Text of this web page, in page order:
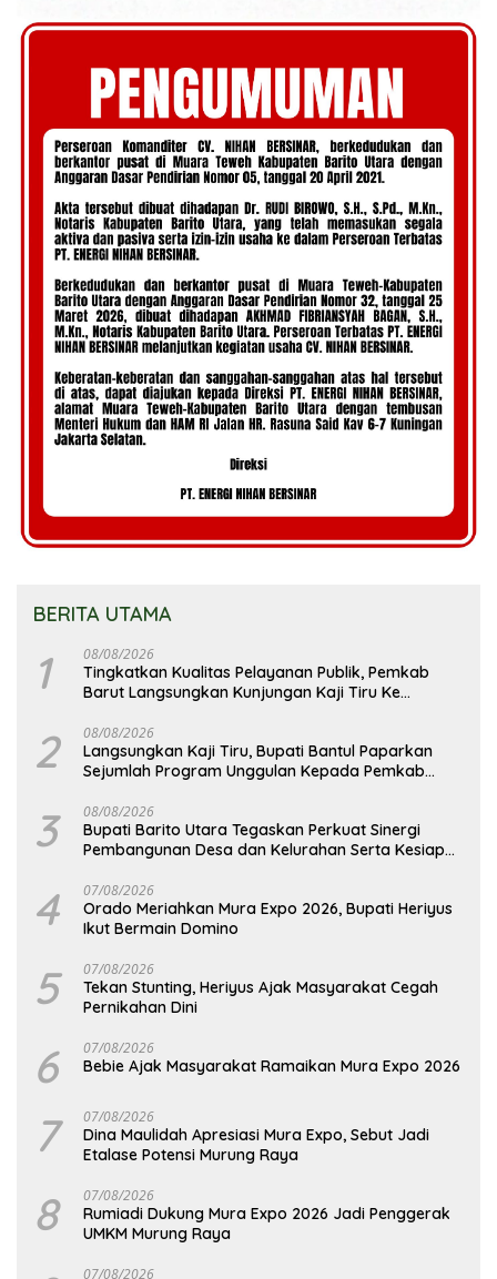
BERITA UTAMA
1 08/08/2026
Tingkatkan Kualitas Pelayanan Publik, Pemkab
Barut Langsungkan Kunjungan Kaji Tiru Ke
2 08/08/2026
Langsungkan Kaji Tiru, Bupati Bantul Paparkan
Sejumlah Program Unggulan Kepada Pemkab
3 08/08/2026
Bupati Barito Utara Tegaskan Perkuat Sinergi
Pembangunan Desa dan Kelurahan Serta Kesiapan
4 07/08/2026
Orado Meriahkan Mura Expo 2026, Bupati Heriyus
Ikut Bermain Domino
5 07/08/2026
Tekan Stunting, Heriyus Ajak Masyarakat Cegah
Pernikahan Dini
6 07/08/2026
Bebie Ajak Masyarakat Ramaikan Mura Expo 2026
7 07/08/2026
Dina Maulidah Apresiasi Mura Expo, Sebut Jadi
Etalase Potensi Murung Raya
8 07/08/2026
Rumiadi Dukung Mura Expo 2026 Jadi Penggerak
UMKM Murung Raya
07/08/2026